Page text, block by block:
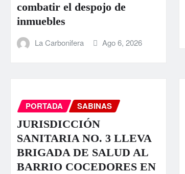
combatir el despojo de
inmuebles
La Carbonifera Ago 6, 2026
PORTADA SABINAS
JURISDICCIÓN
SANITARIA NO. 3 LLEVA
BRIGADA DE SALUD AL
BARRIO COCEDORES EN